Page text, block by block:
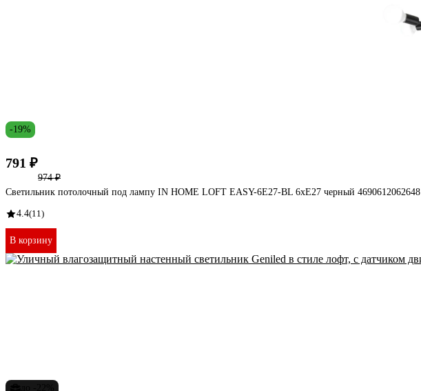
-19%
791 ₽
974 ₽
Светильник потолочный под лампу IN HOME LOFT EASY-6E27-BL 6хЕ27 черный 4690612062648
4.4(11)
В корзину